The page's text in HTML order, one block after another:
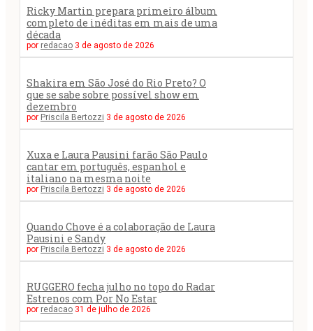
Ricky Martin prepara primeiro álbum
completo de inéditas em mais de uma
década
por redacao 3 de agosto de 2026
Shakira em São José do Rio Preto? O
que se sabe sobre possível show em
dezembro
por Priscila Bertozzi 3 de agosto de 2026
Xuxa e Laura Pausini farão São Paulo
cantar em português, espanhol e
italiano na mesma noite
por Priscila Bertozzi 3 de agosto de 2026
Quando Chove é a colaboração de Laura
Pausini e Sandy
por Priscila Bertozzi 3 de agosto de 2026
RUGGERO fecha julho no topo do Radar
Estrenos com Por No Estar
por redacao 31 de julho de 2026